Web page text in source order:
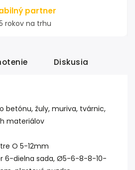
partner
rokov na trhu
Diskusia
betónu, žuly, muriva, tvárnic,
materiálov
O 5-12mm
6-dielna sada, Ø5-6-8-8-10-